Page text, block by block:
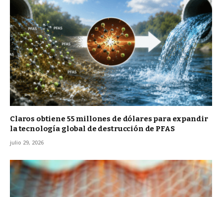
Claros obtiene 55 millones de dólares para expandir
la tecnología global de destrucción de PFAS
julio 29, 2026